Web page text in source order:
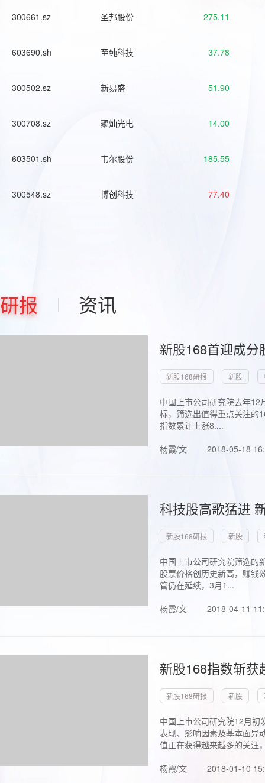
300661.sz 圣邦股份 275.11
603690.sh 至纯科技 37.78
300502.sz 新易盛 51.90
300708.sz 聚灿光电 14.00
603501.sh 韦尔股份 185.55
300548.sz 博创科技 77.40
研报 资讯
新股168首迎成
新股168研报 新股
中国上市公司研究院去年
标，筛选出值得重点关注的
指数累计上涨8....
杨霞/文
2018-05-18
科技股高歌猛进
新股168研报 新股
中国上市公司研究院筛选的
股票价格创历史新高，赚钱
管仍在延续，3月1...
杨霞/文
2018-04-11
新股168指数斩
新股168研报 新股
中国上市公司研究院12月初
表现、影响因素及基本面异
值正在获得越来越多的关注
杨霞/文
2018-01-10